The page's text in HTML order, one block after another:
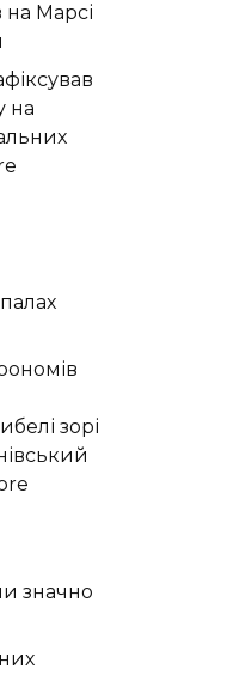
Марсі
на
Марсі
шестикутних
зорі
рідкісний
наднової
значно